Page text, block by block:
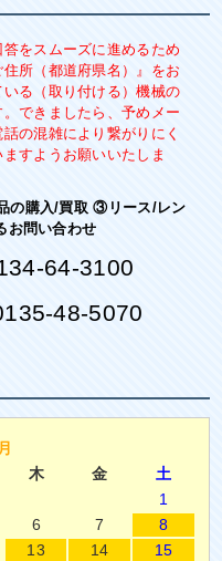
をスムーズに進めるため
所（都道府県名）』をお
る（取り付ける）機械の
できましたら、予めメー
の混雑により繋がりにく
すようお願いいたしま
の購入/買取 ③リース/レン
お問い合わせ
64-3100
48-5070
木 金
土
1
6 7
8
13 14
15